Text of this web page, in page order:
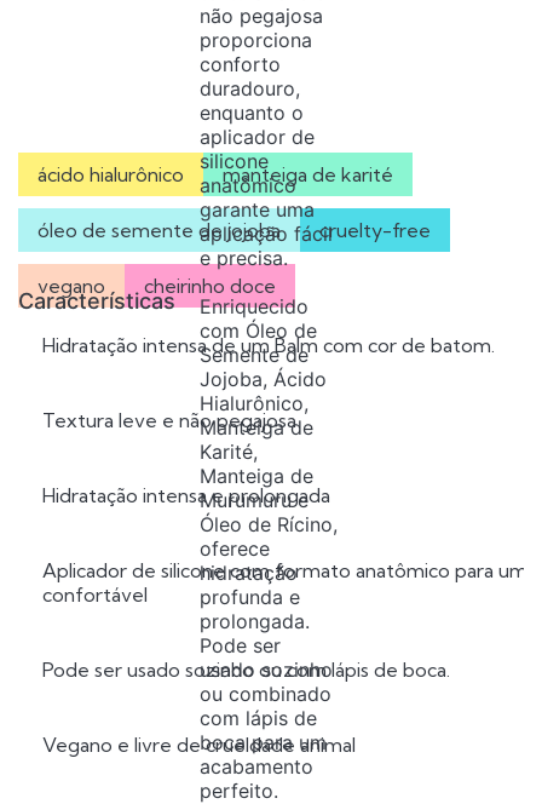
não pegajosa
proporciona
conforto
duradouro,
enquanto o
aplicador de
silicone
anatômico
garante uma
aplicação fácil
e precisa.
Enriquecido
com Óleo de
Semente de
Jojoba, Ácido
Hialurônico,
Manteiga de
Karité,
Manteiga de
Murumuru e
Óleo de Rícino,
oferece
hidratação
profunda e
prolongada.
Pode ser
usado sozinho
ou combinado
com lápis de
boca para um
acabamento
perfeito.
ácido hialurônico manteiga de karité
óleo de semente de jojoba cruelty-free
vegano cheirinho doce
Características
Hidratação intensa de um Balm com cor de batom.
Textura leve e não pegajosa
Hidratação intensa e prolongada
Aplicador de silicone com formato anatômico para uma
confortável
Pode ser usado sozinho ou com lápis de boca.
Vegano e livre de crueldade animal